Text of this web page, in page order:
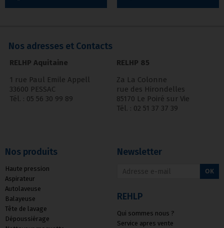
Nos adresses et Contacts
RELHP Aquitaine
1 rue Paul Emile Appell
33600 PESSAC
Tél. : 05 56 30 99 89
RELHP 85
Za La Colonne
rue des Hirondelles
85170 Le Poiré sur Vie
Tél. : 02 51 37 37 39
Nos produits
Haute pression
Aspirateur
Autolaveuse
Balayeuse
Tête de lavage
Dépoussiérage
Newsletter
OK
REHLP
Qui sommes nous ?
Service apres vente